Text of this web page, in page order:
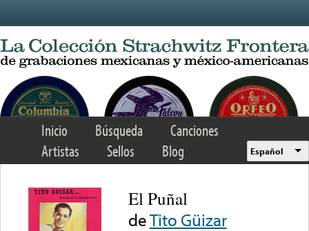
Inicio Búsqueda
Canciones
Artistas
Sellos Blog Español
El Puñal
deTito Güizar